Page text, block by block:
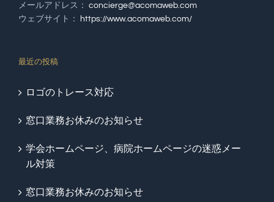
メールアドレス： concierge@acomaweb.com
ウェブサイト：
https://www.acomaweb.com/
最近の投稿
ロゴのトレース対応
窓口業務お休みのお知らせ
学会ホームページ、病院ホームページの迷惑メー
ル対策
窓口業務お休みのお知らせ